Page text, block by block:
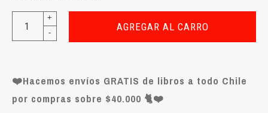
+
-
AGREGAR AL CARRO
❤️Hacemos envíos GRATIS de libros a todo Chile
por compras sobre $40.000 🐈❤️